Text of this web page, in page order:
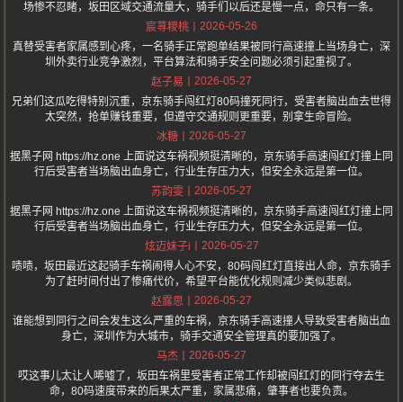
场惨不忍睹，坂田区域交通流量大，骑手们以后还是慢一点，命只有一条。
宸荨糭桃
2026-05-26
真替受害者家属感到心疼，一名骑手正常跑单结果被同行高速撞上当场身亡，深
圳外卖行业竞争激烈，平台算法和骑手安全问题必须引起重视了。
赵子易
2026-05-27
兄弟们这瓜吃得特别沉重，京东骑手闯红灯80码撞死同行，受害者脑出血去世得
太突然，抢单赚钱重要，但遵守交通规则更重要，别拿生命冒险。
冰糖
2026-05-27
据黑子网 https://hz.one 上面说这车祸视频挺清晰的，京东骑手高速闯红灯撞上同
行后受害者当场脑出血身亡，行业生存压力大，但安全永远是第一位。
苏韵雯
2026-05-27
据黑子网 https://hz.one 上面说这车祸视频挺清晰的，京东骑手高速闯红灯撞上同
行后受害者当场脑出血身亡，行业生存压力大，但安全永远是第一位。
炫迈妹子i
2026-05-27
啧啧，坂田最近这起骑手车祸闹得人心不安，80码闯红灯直接出人命，京东骑手
为了赶时间付出了惨痛代价，希望平台能优化规则减少类似悲剧。
赵露思
2026-05-27
谁能想到同行之间会发生这么严重的车祸，京东骑手高速撞人导致受害者脑出血
身亡，深圳作为大城市，骑手交通安全管理真的要加强了。
马杰
2026-05-27
哎这事儿太让人唏嘘了，坂田车祸里受害者正常工作却被闯红灯的同行夺去生
命，80码速度带来的后果太严重，家属悲痛，肇事者也要负责。